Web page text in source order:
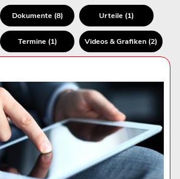
Dokumente (8) Urteile (1)
Termine (1) Videos & Grafiken (2)